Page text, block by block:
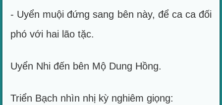
- Uyển muội đứng sang bên này, để ca ca đối
phó với hai lão tặc.
Uyển Nhi đến bên Mộ Dung Hồng.
Triển Bạch nhìn nhị kỳ nghiêm giọng: